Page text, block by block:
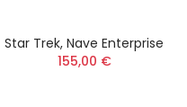
Star Trek, Nave Enterprise
155,00 €